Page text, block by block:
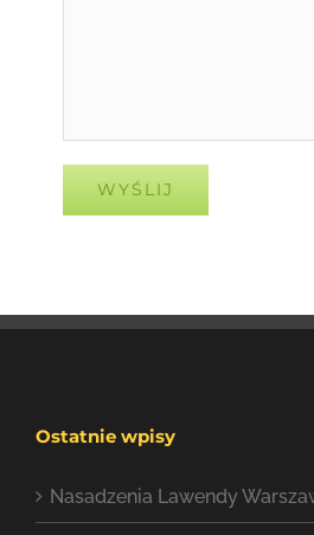
Ostatnie wpisy
Nasadzenia Lawendy